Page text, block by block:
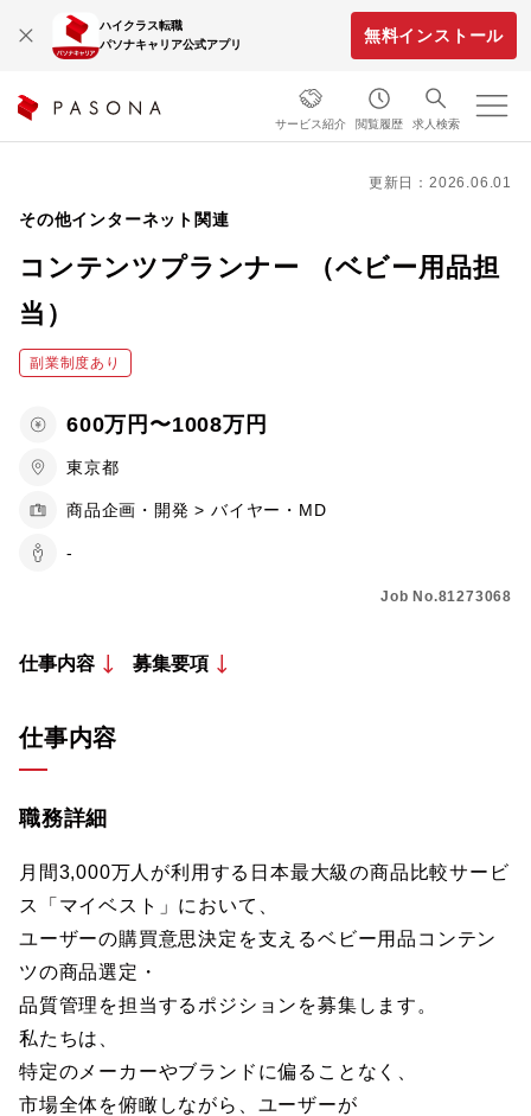
ハイクラス転職
パソナキャリア公式アプリ
無料インストール
サービス紹介 閲覧履歴 求人検索
更新日：2026.06.01
その他インターネット関連
コンテンツプランナー （ベビー用品担
当）
副業制度あり
600万円〜1008万円
東京都
商品企画・開発 > バイヤー・MD
-
Job No.81273068
仕事内容 募集要項
仕事内容
職務詳細
月間3,000万人が利用する日本最大級の商品比較サービ
ス「マイベスト」において、
ユーザーの購買意思決定を支えるベビー用品コンテン
ツの商品選定・
品質管理を担当するポジションを募集します。
私たちは、
特定のメーカーやブランドに偏ることなく、
市場全体を俯瞰しながら、ユーザーが